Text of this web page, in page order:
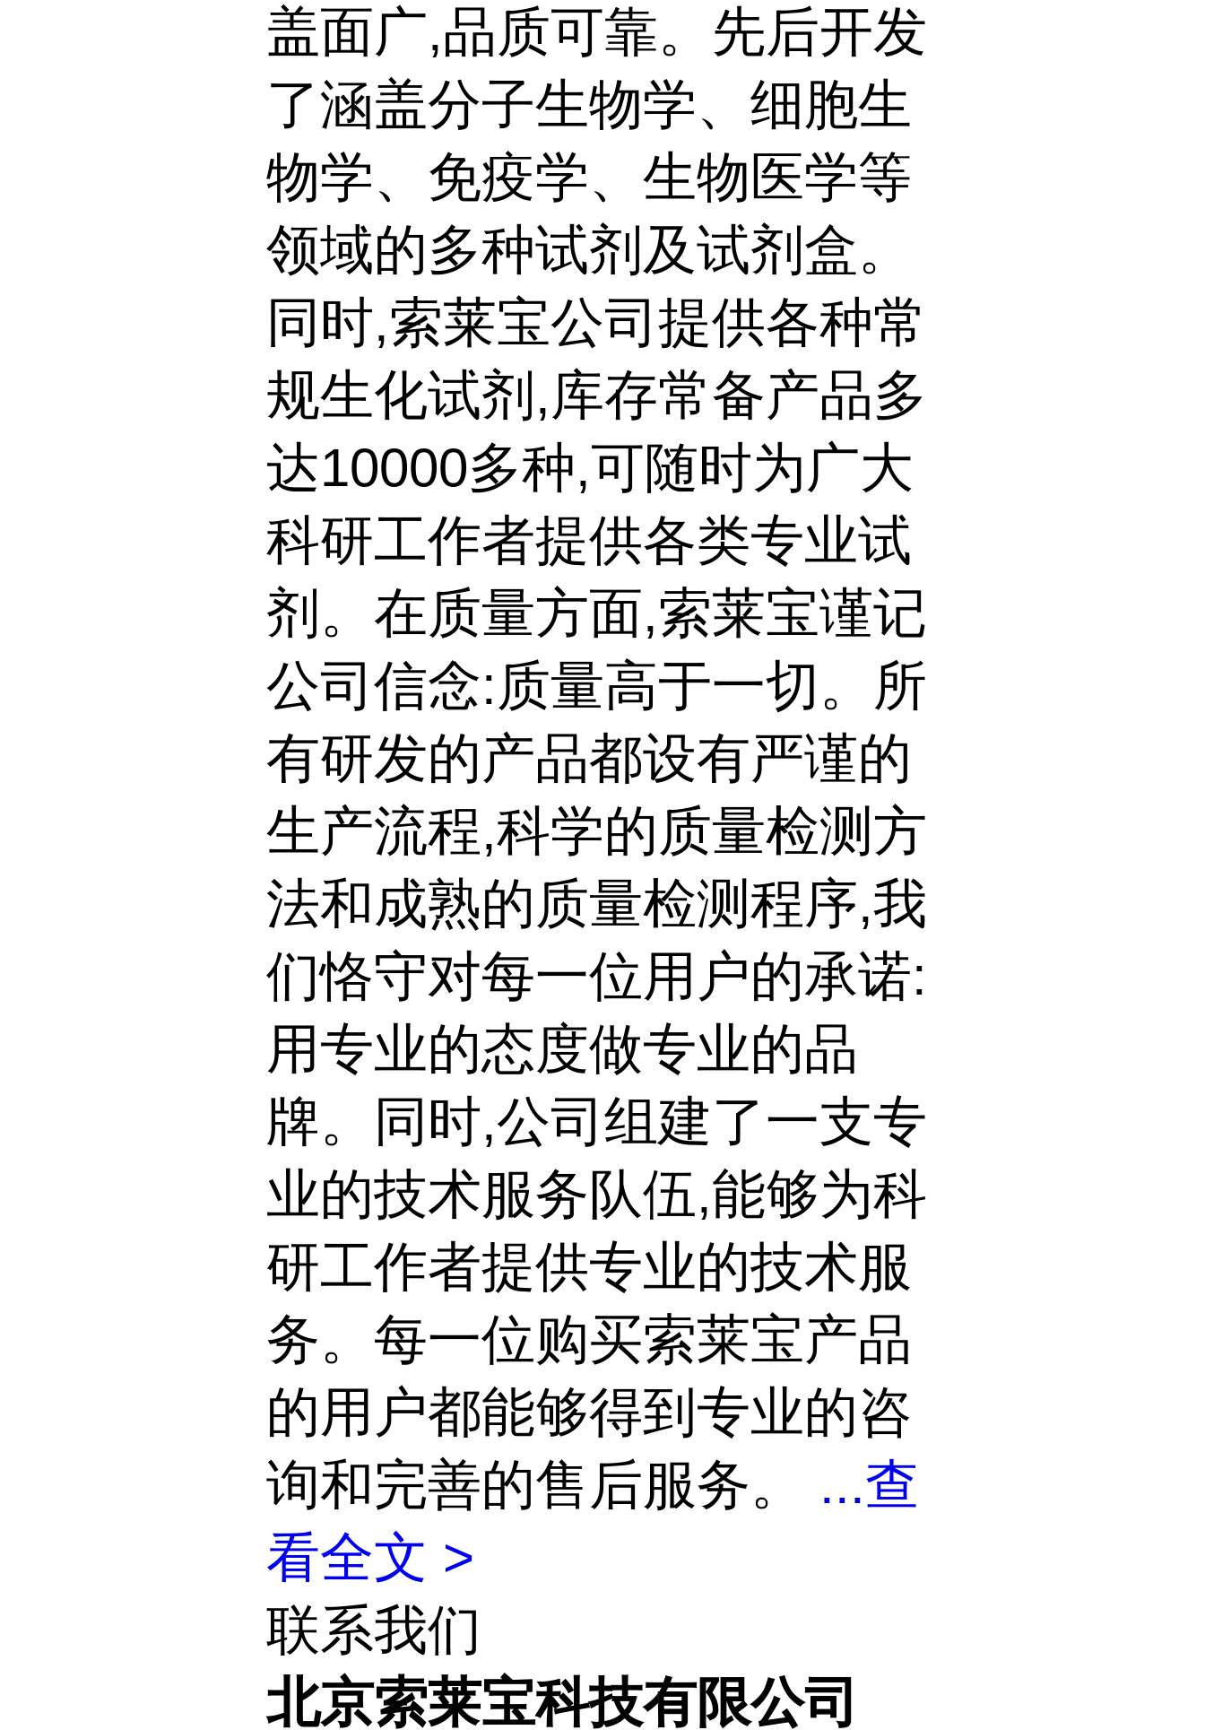
盖面广,品质可靠。先后开发
了涵盖分子生物学、细胞生
物学、免疫学、生物医学等
领域的多种试剂及试剂盒。
同时,索莱宝公司提供各种常
规生化试剂,库存常备产品多
达10000多种,可随时为广大
科研工作者提供各类专业试
剂。在质量方面,索莱宝谨记
公司信念:质量高于一切。所
有研发的产品都设有严谨的
生产流程,科学的质量检测方
法和成熟的质量检测程序,我
们恪守对每一位用户的承诺:
用专业的态度做专业的品
牌。同时,公司组建了一支专
业的技术服务队伍,能够为科
研工作者提供专业的技术服
务。每一位购买索莱宝产品
的用户都能够得到专业的咨
询和完善的售后服务。 ...查
看全文 >
联系我们
北京索莱宝科技有限公司